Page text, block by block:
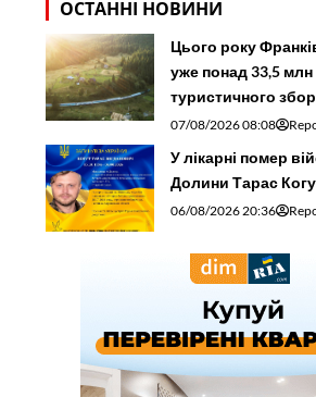
ОСТАННІ НОВИНИ
Цього року
уже понад 33,5 млн
туристичного
07/08/2026 08:08
У лікарні помер
Долини Тарас
06/08/2026 20:36